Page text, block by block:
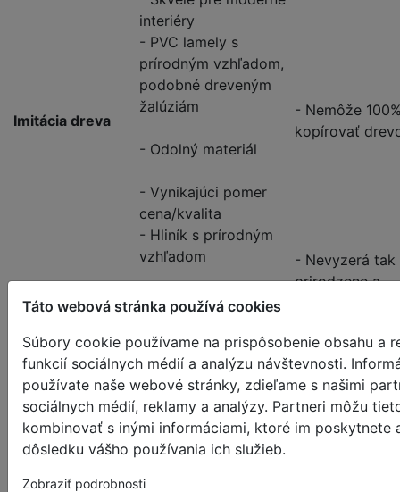
Táto webová stránka používá cookies
Súbory cookie používame na prispôsobenie obsahu a
funkcií sociálnych médií a analýzu návštevnosti.
používate naše webové stránky, zdieľame s našimi
sociálnych médií, reklamy a analýzy. Partneri môžu
kombinovať s inými informáciami, ktoré im poskytnete
dôsledku vášho používania ich služieb.
Zobraziť podrobnosti
interiéry
Imitácia dreva
- PVC lamely s
prírodným vzhľadom,
podobné dreveným
žalúziám
- Odolný materiál
- Vynikajúci pomer
cena/kvalita
- Nemôže
kopírovať
- Hliník s prírodným
vzhľadom
- Odolný materiál
- Skvelý pomer ceny a
kvality
- Nevyzerá tak
prirodzene a
Moderné žalúzie do
kúpeľne - tipy, trendy a
inšpirácie